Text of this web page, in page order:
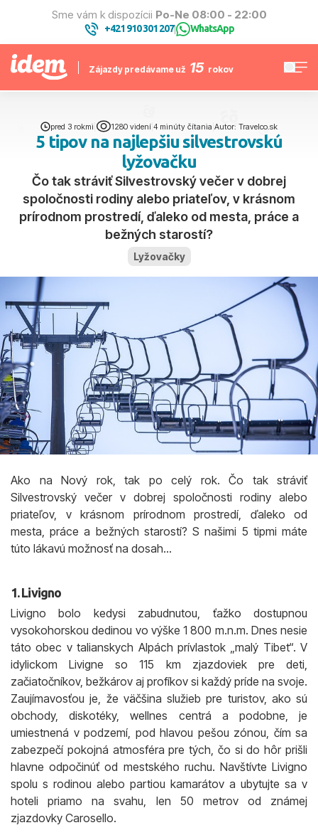
Sme vám k dispozícii Po-Ne 08:00 - 22:00
+421 910 301 207| WhatsApp
Zájazdy predávame už 15 rokov
pred 3 rokmi 1280 videní 4 minúty čítania Autor: Travelco.sk
5 tipov na najlepšiu silvestrovskú
lyžovačku
Čo tak stráviť Silvestrovský večer v dobrej
spoločnosti rodiny alebo priateľov, v krásnom
prírodnom prostredí, ďaleko od mesta, práce a
bežných starostí?
Lyžovačky
Ako na Nový rok, tak po celý rok. Čo tak stráviť
Silvestrovský večer v dobrej spoločnosti rodiny alebo
priateľov, v krásnom prírodnom prostredí, ďaleko od
mesta, práce a bežných starostí? S našimi 5 tipmi máte
túto lákavú možnosť na dosah…
1. Livigno
Livigno bolo kedysi zabudnutou, ťažko dostupnou
vysokohorskou dedinou vo výške 1 800 m.n.m. Dnes nesie
táto obec v talianskych Alpách prívlastok „malý Tibet“. V
idylickom Livigne so 115 km zjazdoviek pre deti,
začiatočníkov, bežkárov aj profíkov si každý príde na svoje.
Zaujímavosťou je, že väčšina služieb pre turistov, ako sú
obchody, diskotéky, wellnes centrá a podobne, je
umiestnená v podzemí, pod hlavou pešou zónou, čím sa
zabezpečí pokojná atmosféra pre tých, čo si do hôr prišli
hlavne odpočinúť od mestského ruchu. Navštívte Livigno
spolu s rodinou alebo partiou kamarátov a ubytujte sa v
hoteli priamo na svahu, len 50 metrov od známej
zjazdovky Carosello.